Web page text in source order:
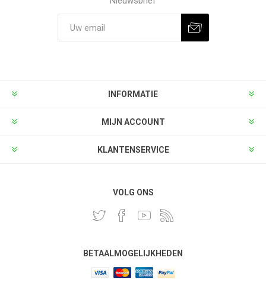
INFORMATIE
MIJN ACCOUNT
KLANTENSERVICE
VOLG ONS
BETAALMOGELIJKHEDEN